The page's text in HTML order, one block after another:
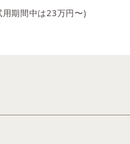
用期間中は23万円〜)